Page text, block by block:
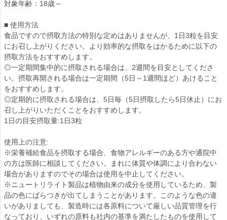
対象年齢：18歳～
■ 使用方法
食品ですので摂取方法の特別な定めはありませんが、1日3粒を目安
にお召し上がりください。より効率的な摂取をはかるために以下の
摂取方法をおすすめします。
◎一定期間集中的に摂取される場合は、2週間を目安としてくださ
い。摂取再開される場合は一定期間（5日～1週間ほど）あけること
をおすすめします。
◎定期的に摂取される場合は、5日毎（5日摂取したら5日休止）にお
召し上がりいただくことをおすすめします。
1日の目安摂取量:1日3粒
使用上の注意:
※栄養補給食品を摂取する場合、食物アレルギーのある方や通院中
の方は医師に相談してください。まれに体質や体調により合わない
場合がありますのでその場合は使用を中止してください。
※ニュートリライト製品は植物由来の成分を使用しているため、製
品の色にばらつきが出てしまうことがあります。このような色の違
いがありましても、製造時には各原料について厳しい品質管理を行
なっており、いずれの原料も社内の基準を満たしたものを使用して